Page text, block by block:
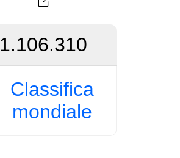
1.106.310
Classifica
mondiale